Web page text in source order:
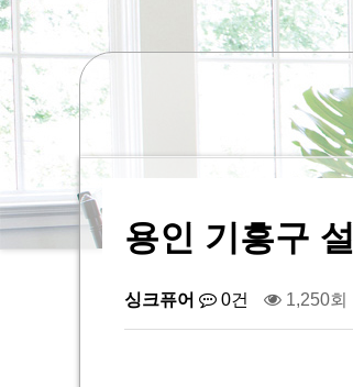
용인 기흥구
싱크퓨어 0건 1,250회